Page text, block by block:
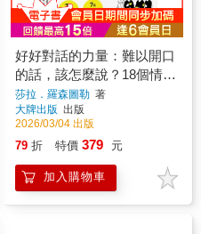
好好對話的力量：難以開口
的話，該怎麼說？18個情境
練習，不委屈自己，也不逼
迫對方，把困難對話變成有
效溝通【暢銷新版】
莎拉．羅森圖勒 著
大牌出版 出版
2026/03/04 出版
79 折 特價 379 元
加入購物車